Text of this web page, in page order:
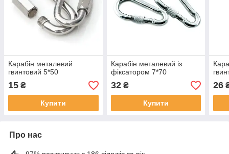
Карабін металевий
гвинтовий 5*50
15 ₴
Купити
Карабін металевий із
фіксатором 7*70
32₴
Купити
26
Про нас